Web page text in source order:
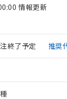
情報更新
終了予定 推奨